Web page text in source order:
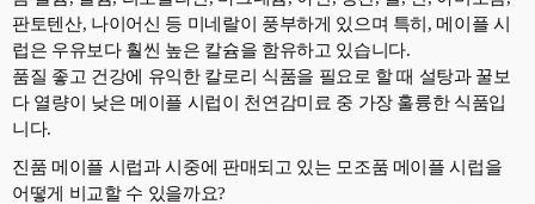
판토텐산, 나이어신 등 미네랄이 풍부하게 있으며 특히, 메이플 시
럽은 우유보다 훨씬 높은 칼슘을 함유하고 있습니다.
품질 좋고 건강에 유익한 칼로리 식품을 필요로 할 때 설탕과 꿀보
다 열량이 낮은 메이플 시럽이 천연감미료 중 가장 훌륭한 식품입
니다.
진품 메이플 시럽과 시중에 판매되고 있는 모조품 메이플 시럽을
어떻게 비교할 수 있을까요?